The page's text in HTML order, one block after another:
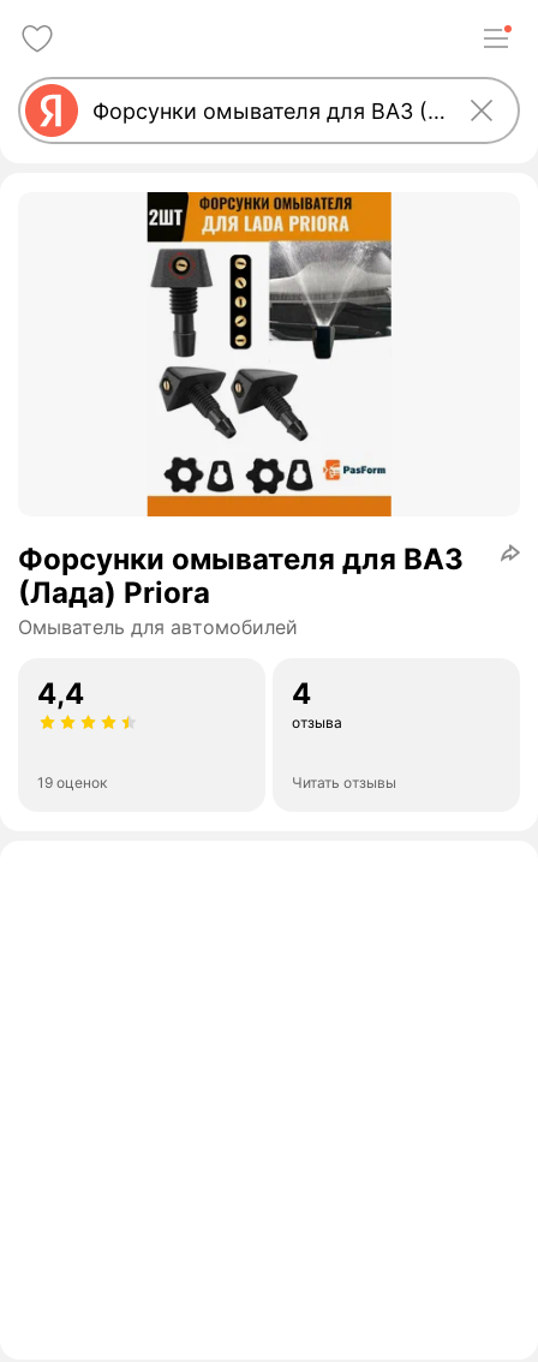
Форсунки омывателя для ВАЗ
(Лада) Priora
Омыватель для автомобилей
4,4
19 оценок
4
отзыва
Читать отзывы